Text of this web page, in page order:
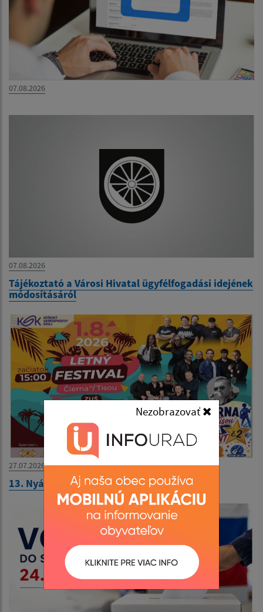
07.08.2026
07.08.2026
Tájékoztató a Városi Hivatal ügyfélfogadási idejének
módosításáról
27.07.2026
13. Nyári Fesztivál
Nezobrazovať